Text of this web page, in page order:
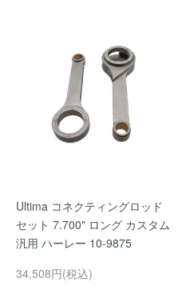
Ultima コネクティングロッド
セット 7.700" ロング カスタム
汎用 ハーレー 10-9875
34,508円(税込)